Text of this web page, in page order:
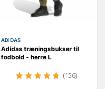
ADIDAS
Adidas træningsbukser til
fodbold - herre L
(156)